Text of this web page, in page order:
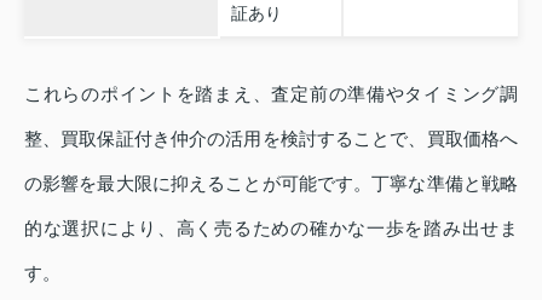
証あり
これらのポイントを踏まえ、査定前の準備やタイミング調
整、買取保証付き仲介の活用を検討することで、買取価格へ
の影響を最大限に抑えることが可能です。丁寧な準備と戦略
的な選択により、高く売るための確かな一歩を踏み出せま
す。